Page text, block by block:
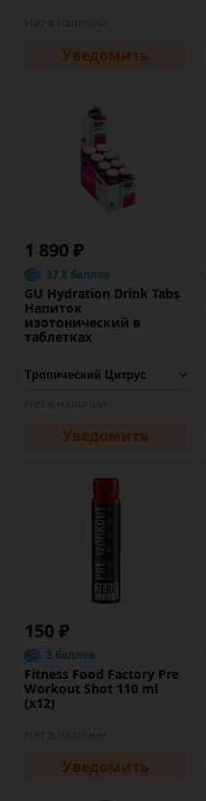
Уведомить
1 890 ₽
37.8 баллов
GU Hydration Drink Tabs
Напиток
изотонический в
таблетках
Уведомить
150 ₽
3 баллов
Fitness Food Factory Pre
Workout Shot 110 ml
(х12)
Уведомить